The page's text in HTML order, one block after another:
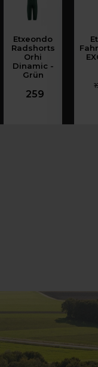
Etxeondo
Radshorts
Orhi
Dinamic -
Grün
259